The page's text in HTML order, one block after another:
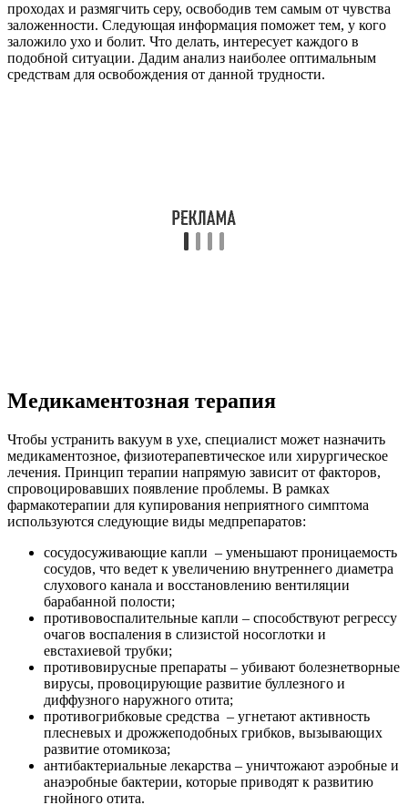
фармакотерапии для купирования неприятного симптома
используются следующие виды медпрепаратов:
вирусы, провоцирующие развитие буллезного и
диффузного наружного отита;
плесневых и дрожжеподобных грибков, вызывающих
развитие отомикоза;
антибактериальные лекарства – уничтожают аэробные и
анаэробные бактерии, которые приводят к развитию
гнойного отита.